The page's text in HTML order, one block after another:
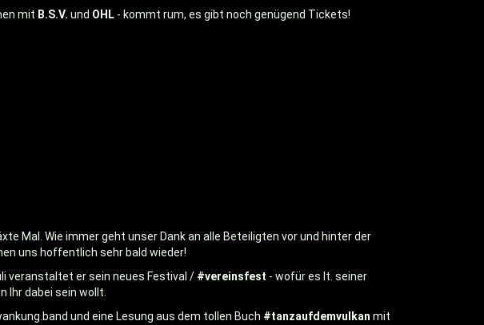
mit B.S.V. und OHL - kommt rum, es gibt noch genügend Tickets!
Mal. Wie immer geht unser Dank an alle Beteiligten vor und hinter der
uns hoffentlich sehr bald wieder!
veranstaltet er sein neues Festival / #vereinsfest - wofür es lt. seiner
Ihr dabei sein wollt.
und eine Lesung aus dem tollen Buch #tanzaufdemvulkan mit